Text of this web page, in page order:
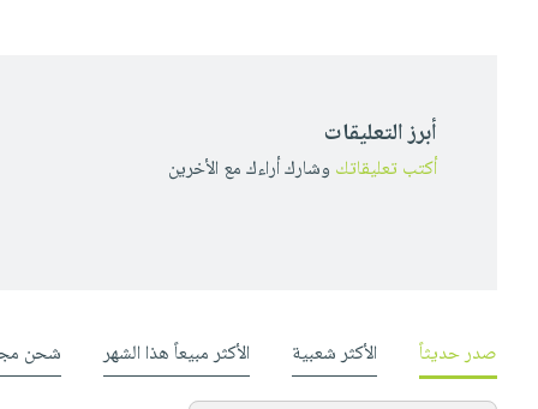
أبرز التعليقات
أكتب تعليقاتك وشارك أراءك مع الأخرين
صدر حديثاً الأكثر شعبية الأكثر مبيعاً هذا الشهر شحن